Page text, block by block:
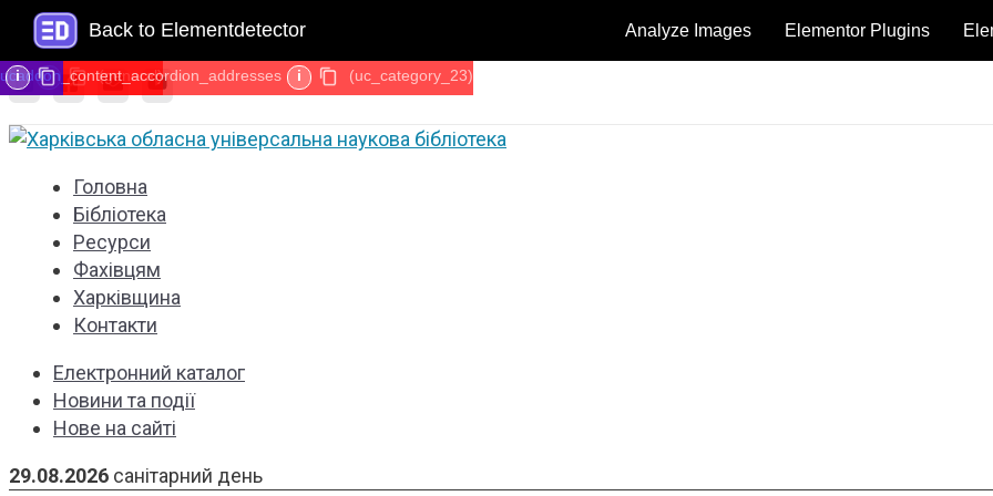
Back to Elementdetector Analyze Images Elementor Plugins
Головна
Бібліотека
Ресурси
Фахівцям
Харківщина
Контакти
Електронний каталог
Новини та події
Нове на сайті
29.08.2026 санітарний день
alert i (general)
ucaddon_content_accordion_addresses i (uc_category_23)
i